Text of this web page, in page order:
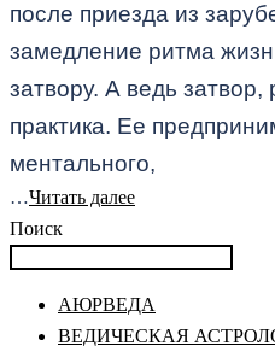
после приезда из
замедление ритма
затвору. А ведь затвор,
практика. Ее
ментального,
…Читать далее
Поиск
АЮРВЕДА
ВЕДИЧЕСКАЯ